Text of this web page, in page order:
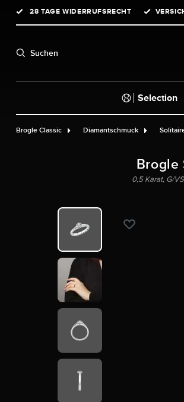
Zur Hauptnavigation springen
28 TAGE WIDERRUFSRECHT
Suchen
Selection
Brogle Classic Diamantschmuck
Brogle
0,5 Karat, G/